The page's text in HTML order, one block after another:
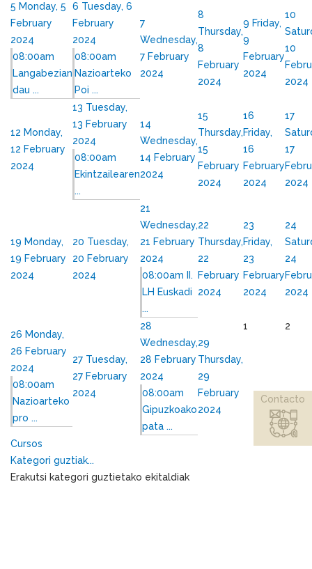
5 Monday, 5
February
2024
08:00am
Langabezian
dau ...
6 Tuesday, 6
February
2024
08:00am
Nazioarteko
Poi ...
7
Wednesday,
7 February
2024
8
Thursday,
8
February
2024
9 Friday,
9
February
2024
10
10
2024
12 Monday,
12 February
2024
13 Tuesday,
13 February
2024
08:00am
Ekintzailearen
...
14
Wednesday,
14 February
2024
15
Thursday,
15
February
2024
16
Friday,
16
February
2024
17
17
2024
19 Monday,
19 February
2024
20 Tuesday,
20 February
2024
21
Wednesday,
21 February
2024
08:00am II.
LH Euskadi
...
22
Thursday,
22
February
2024
23
Friday,
23
February
2024
24
24
2024
26 Monday,
26 February
2024
08:00am
Nazioarteko
pro ...
27 Tuesday,
27 February
2024
28
Wednesday,
28 February
2024
08:00am
Gipuzkoako
pata ...
29
Thursday,
29
February
2024
1 2
Cursos
Kategori guztiak...
Erakutsi kategori guztietako ekitaldiak
Contacto